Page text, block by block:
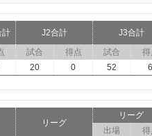
計 J2合計
J3合計
試合 得点 試合
得
20 0 52 6
リーグ
リーグ
出場
得